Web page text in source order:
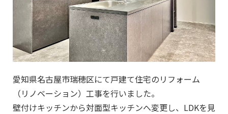
愛知県名古屋市瑞穂区にて戸建て住宅のリフォーム
（リノベーション）工事を行いました。
壁付けキッチンから対面型キッチンへ変更し、LDKを見